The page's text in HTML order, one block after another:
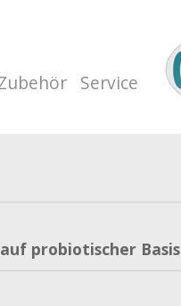
Service
probiotischer Basis